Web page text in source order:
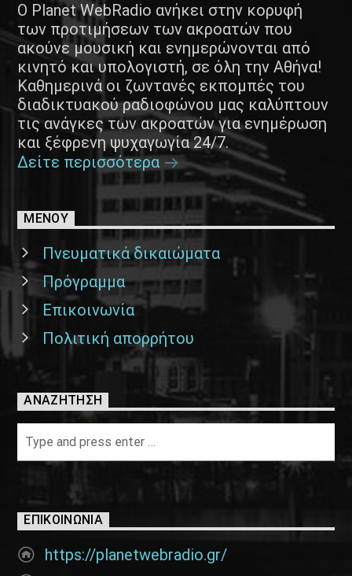
Ο Planet WebRadio ανήκει στην κορυφή
των προτιμήσεων των ακροατών που
ακούνε μουσική και ενημερώνονται από
κινητό και υπολογιστή, σε όλη την Αθήνα!
Καθημερινά οι ζωντανές εκπομπές του
διαδικτυακού ραδιοφώνου μας καλύπτουν
τις ανάγκες των ακροατών για ενημέρωση
και ξέφρενη ψυχαγωγία 24/7.
Δείτε περισσότερα
ΜΕΝΟΥ
Πνευματικά δικαιώματα
Πρόγραμμα
Επικοινωνία
Πολιτική απορρήτου
ΑΝΑΖΉΤΗΣΗ
ΕΠΙΚΟΙΝΩΝΊΑ
https://planetwebradio.gr/